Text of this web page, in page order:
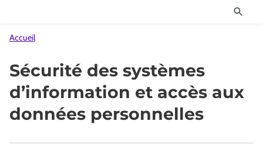
Accueil
Sécurité des systèmes
d’information et accès aux
données personnelles